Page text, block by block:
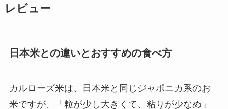
レビュー
日本米との違いとおすすめの食べ方
カルローズ米は、日本米と同じジャポニカ系のお
米ですが、「粒が少し大きくて、粘りが少なめ」